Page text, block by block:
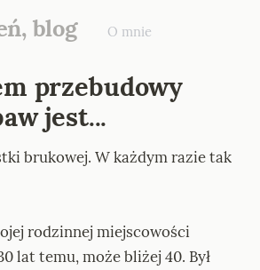
blog O mnie
przebudowy
jest...
brukowej. W każdym razie tak
rodzinnej miejscowości
lat temu, może bliżej 40. Był